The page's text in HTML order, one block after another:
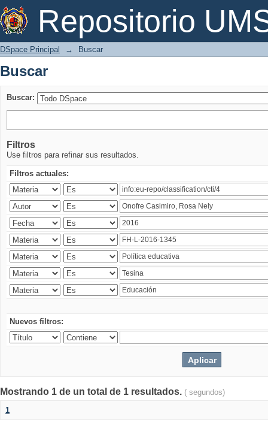
Repositorio
Buscar
DSpace Principal → Buscar
Buscar
Buscar:
Filtros
Use filtros para refinar sus resultados.
Filtros actuales:
Nuevos filtros:
Mostrando 1 de un total de 1 resultados. ( segundos)
1